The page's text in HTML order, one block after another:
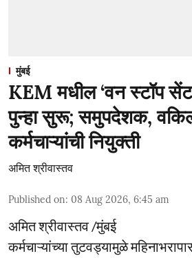
मुंबई
KEM मधील ‘वन स्टॉप
पुन्हा सुरू; समुपदेशक,
कर्मचाऱ्यांची नियुक्ती
अमित श्रीवास्तव
Published on: 08 Aug 2026, 6:45 am
अमित श्रीवास्तव /मुंबई
कर्मचाऱ्यांच्या तुटवड्यामुळे